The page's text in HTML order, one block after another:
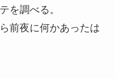
を調べる。
前夜に何かあったは